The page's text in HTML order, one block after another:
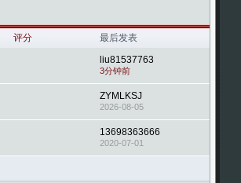
评分 最后发表
liu81537763
3分钟前
ZYMLKSJ
2026-08-05
13698363666
2020-07-01